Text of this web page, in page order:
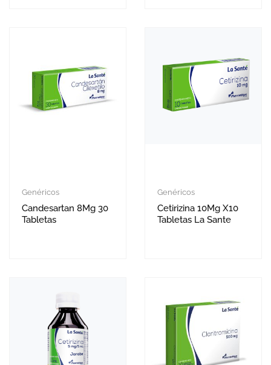
Genéricos
Candesartan 8Mg 30
Tabletas
Genéricos
Cetirizina 10Mg X10
Tabletas La Sante